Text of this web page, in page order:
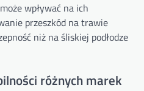
wpływać na ich
przeszkód na trawie
niż na śliskiej podłodze
różnych marek